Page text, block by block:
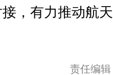
，有力推动航
责任编